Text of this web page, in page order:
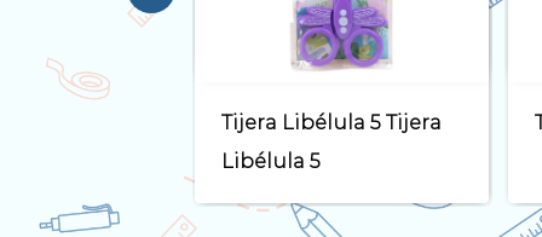
Tijera LadyBug